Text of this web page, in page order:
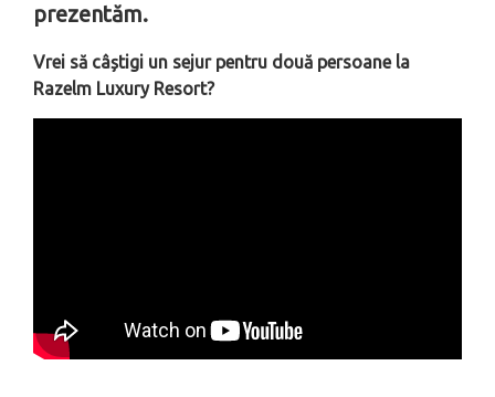
prezentăm.
Vrei să câștigi un sejur pentru două persoane la
Razelm Luxury Resort?